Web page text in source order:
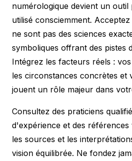
numérologique devient un
utilisé consciemment.
ne sont pas des sciences
symboliques offrant des pistes
Intégrez les facteurs réels :
les circonstances concrètes et
jouent un rôle majeur dans
Consultez des praticiens
d'expérience et des références
les sources et les
vision équilibrée. Ne fondez